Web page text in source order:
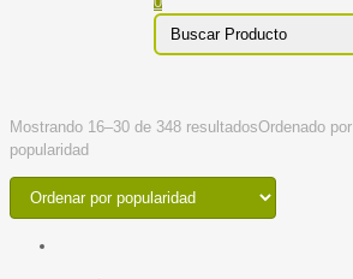
Mostrando 16–30 de 348 resultadosOrdenado por
popularidad